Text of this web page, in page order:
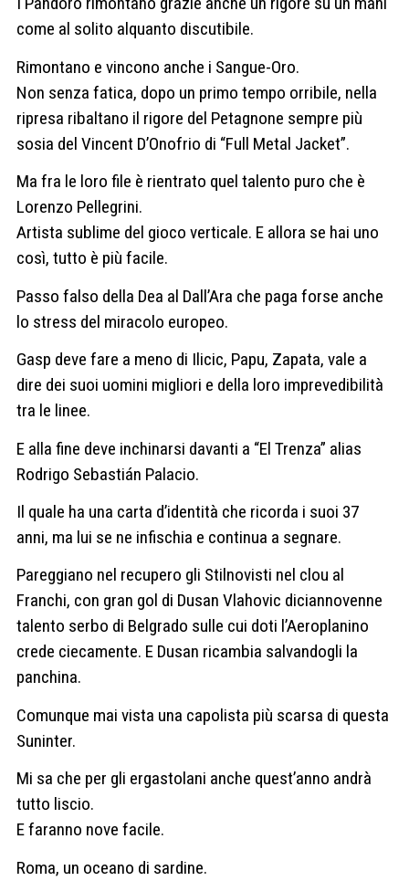
come al solito alquanto discutibile.
Rimontano e vincono anche i Sangue-Oro.
Non senza fatica, dopo un primo tempo orribile, nella
ripresa ribaltano il rigore del Petagnone sempre più
sosia del Vincent D’Onofrio di “Full Metal Jacket”.
Ma fra le loro file è rientrato quel talento puro che è
Lorenzo Pellegrini.
Artista sublime del gioco verticale. E allora se hai uno
così, tutto è più facile.
Passo falso della Dea al Dall’Ara che paga forse anche
lo stress del miracolo europeo.
Gasp deve fare a meno di Ilicic, Papu, Zapata, vale a
dire dei suoi uomini migliori e della loro imprevedibilità
tra le linee.
E alla fine deve inchinarsi davanti a “El Trenza” alias
Rodrigo Sebastián Palacio.
Il quale ha una carta d’identità che ricorda i suoi 37
anni, ma lui se ne infischia e continua a segnare.
Pareggiano nel recupero gli Stilnovisti nel clou al
Franchi, con gran gol di Dusan Vlahovic diciannovenne
talento serbo di Belgrado sulle cui doti l’Aeroplanino
crede ciecamente. E Dusan ricambia salvandogli la
panchina.
Comunque mai vista una capolista più scarsa di questa
Suninter.
Mi sa che per gli ergastolani anche quest’anno andrà
tutto liscio.
E faranno nove facile.
Roma, un oceano di sardine.